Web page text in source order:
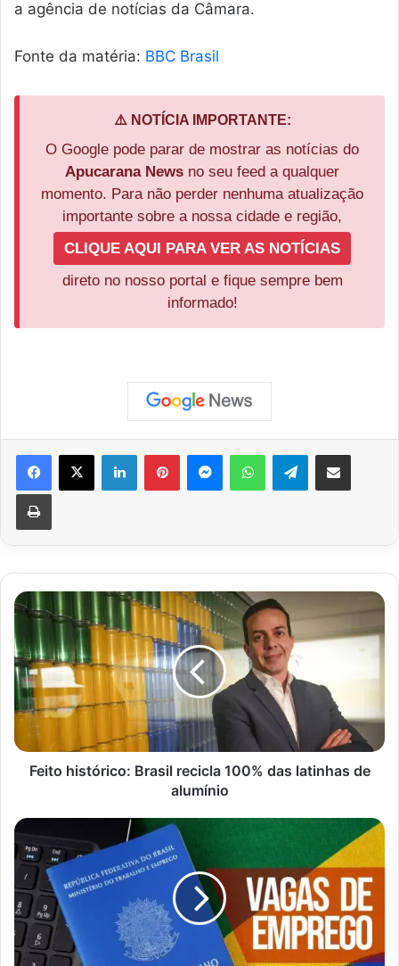
a agência de notícias da Câmara.
Fonte da matéria: BBC Brasil
⚠️ NOTÍCIA IMPORTANTE:
O Google pode parar de mostrar as notícias do
Apucarana News no seu feed a qualquer
momento. Para não perder nenhuma atualização
importante sobre a nossa cidade e região,
CLIQUE AQUI PARA VER AS NOTÍCIAS
direto no nosso portal e fique sempre bem
informado!
Facebook
X LinkedinPinterestMessengerWhatsAppTelegramCompartilhar via e-mail
Imprimir
Feito
histórico: Brasil
recicla
100%
das
latinhas
de
alumínio
Feito histórico: Brasil recicla 100% das latinhas de
alumínio
Vagas
de
emprego
disponíveis
na
agência
do
trabalhador